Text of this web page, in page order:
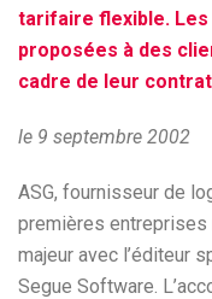
tarifaire flexible.
proposées à des
cadre de leur
le 9 septembre 2002
ASG, fournisseur de
premières entreprises
majeur avec l’éditeur
Segue Software.